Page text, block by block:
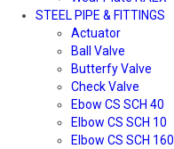
STEEL PIPE & FITTINGS
Actuator
Ball Valve
Butterfy Valve
Check Valve
Ebow CS SCH 40
Elbow CS SCH 10
Elbow CS SCH 160